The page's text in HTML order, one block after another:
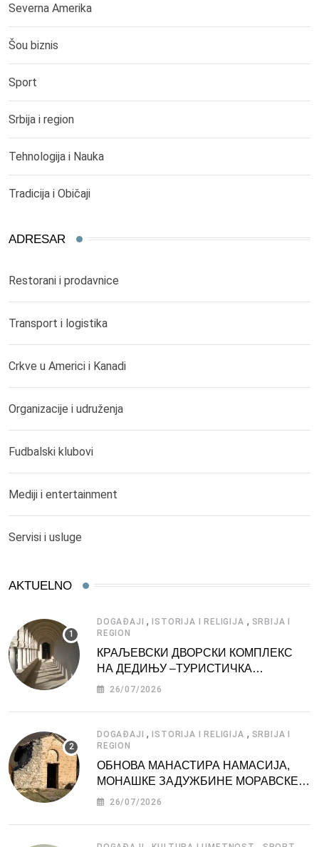
Severna Amerika
Šou biznis
Sport
Srbija i region
Tehnologija i Nauka
Tradicija i Običaji
ADRESAR
Restorani i prodavnice
Transport i logistika
Crkve u Americi i Kanadi
Organizacije i udruženja
Fudbalski klubovi
Mediji i entertainment
Servisi i usluge
AKTUELNO
DOGAĐAJI , ISTORIJA I RELIGIJA , SRBIJA I
REGION
КРАЉЕВСКИ ДВОРСКИ КОМПЛЕКС
НА ДЕДИЊУ –ТУРИСТИЧКА
АТРАКЦИЈА
26/07/2026
DOGAĐAJI , ISTORIJA I RELIGIJA , SRBIJA I
REGION
ОБНОВА МАНАСТИРА НАМАСИЈА,
МОНАШКЕ ЗАДУЖБИНЕ МОРАВСКЕ
СРБИЈЕ
26/07/2026